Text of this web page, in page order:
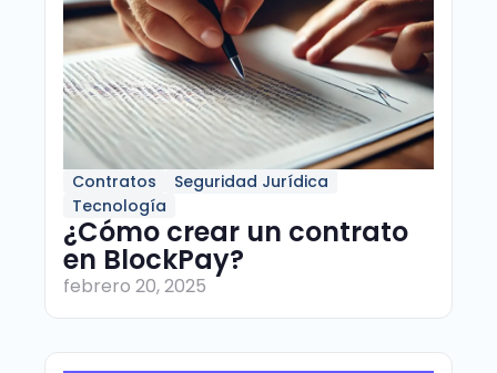
Contratos
Seguridad Jurídica
Tecnología
¿Cómo crear un contrato
en BlockPay?
febrero 20, 2025